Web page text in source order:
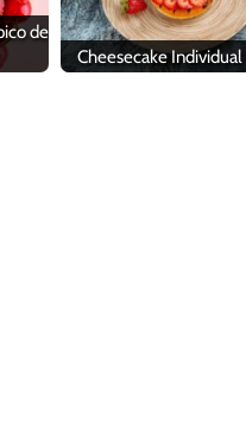
de
Cheesecake Individual